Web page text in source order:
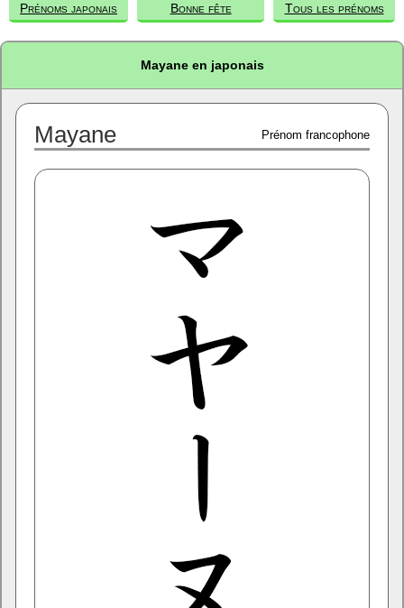
Prénoms japonais Bonne fête Tous les prénoms
Mayane en japonais
Mayane Prénom francophone